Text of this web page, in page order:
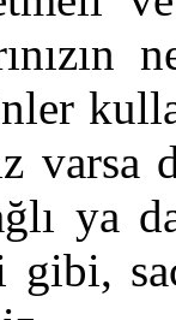
varsa
ya
gibi,